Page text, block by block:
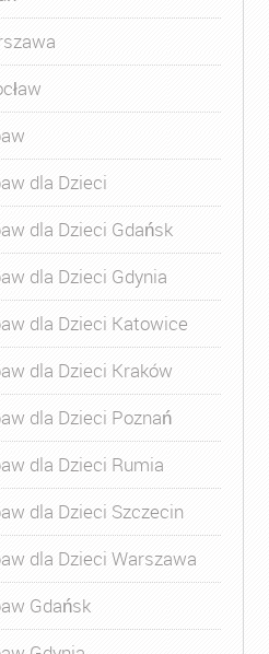
dla Dzieci
dla Dzieci Gdańsk
dla Dzieci Gdynia
dla Dzieci Katowice
dla Dzieci Kraków
dla Dzieci Poznań
dla Dzieci Rumia
dla Dzieci Szczecin
dla Dzieci Warszawa
Gdańsk